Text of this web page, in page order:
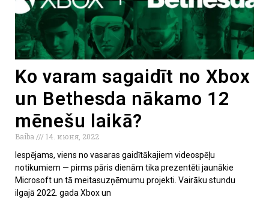
Ko varam sagaidīt no Xbox
un Bethesda nākamo 12
mēnešu laikā?
Baiba
14. июня, 2022
Iespējams, viens no vasaras gaidītākajiem videospēļu
notikumiem — pirms pāris dienām tika prezentēti jaunākie
Microsoft un tā meitasuzņēmumu projekti. Vairāku stundu
ilgajā 2022. gada Xbox un